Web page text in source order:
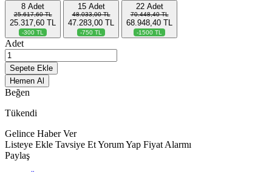
8 Adet
25.617,60 TL
25.317,60 TL
-300 TL
15 Adet
48.033,00 TL
47.283,00 TL
-750 TL
22 Adet
70.448,40 TL
68.948,40 TL
-1500 TL
Adet
Sepete Ekle
Hemen Al
Beğen
Tükendi
Gelince Haber Ver
Listeye Ekle Tavsiye EtYorum Yap Fiyat Alarmı
Paylaş